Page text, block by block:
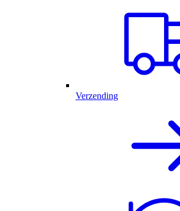
Verzending